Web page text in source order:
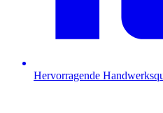
Hervorragende